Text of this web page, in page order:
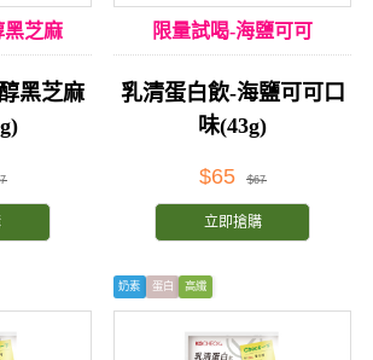
黑芝麻
黑芝麻
限量試喝-海鹽可可
乳清蛋白飲-海鹽可可口
味(43g)
$65 $67
立即搶購
奶素 蛋白 高纖